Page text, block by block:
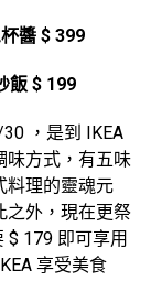
醬 $ 399
飯 $ 199
，是到 IKEA
味方式，有五味
料理的靈魂元
之外，現在更祭
179 即可享用
享受美食